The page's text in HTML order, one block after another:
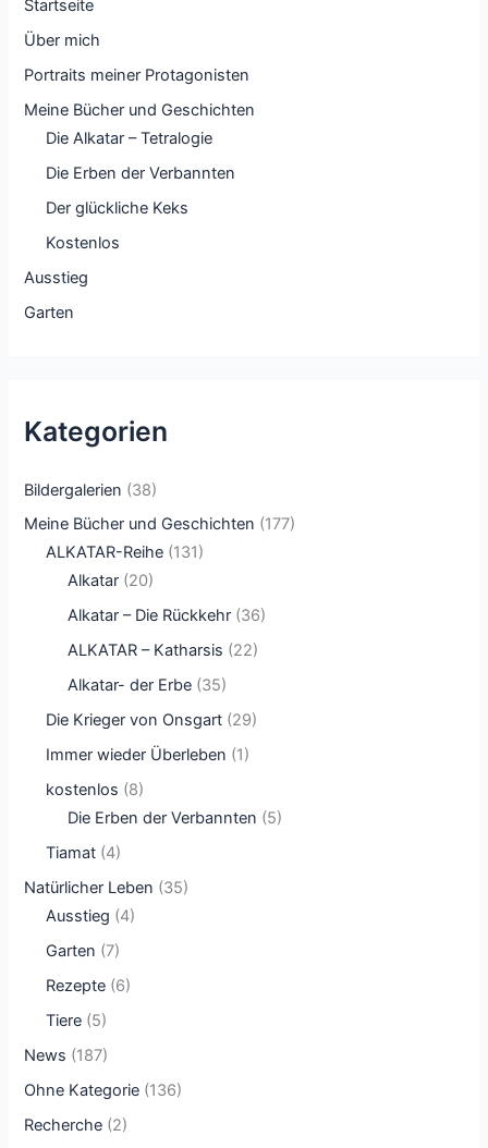
Startseite
Über mich
Portraits meiner Protagonisten
Meine Bücher und Geschichten
Die Alkatar – Tetralogie
Die Erben der Verbannten
Der glückliche Keks
Kostenlos
Ausstieg
Garten
Kategorien
Bildergalerien (38)
Meine Bücher und Geschichten (177)
ALKATAR-Reihe (131)
Alkatar (20)
Alkatar – Die Rückkehr (36)
ALKATAR – Katharsis (22)
Alkatar- der Erbe (35)
Die Krieger von Onsgart (29)
Immer wieder Überleben (1)
kostenlos (8)
Die Erben der Verbannten (5)
Tiamat (4)
Natürlicher Leben (35)
Ausstieg (4)
Garten (7)
Rezepte (6)
Tiere (5)
News (187)
Ohne Kategorie (136)
Recherche (2)